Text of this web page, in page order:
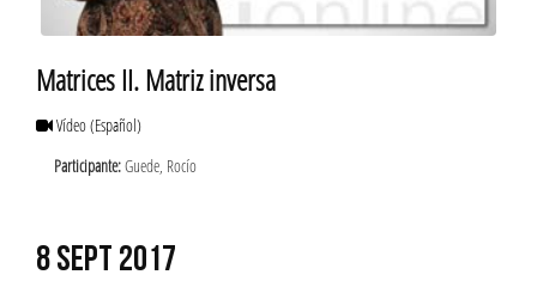
Matrices II. Matriz inversa
Vídeo(Español)
Participante:Guede, Rocío
8 SEPT 2017